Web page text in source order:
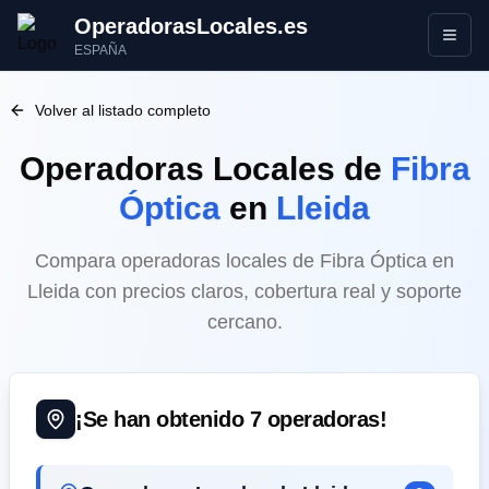
OperadorasLocales.es
ESPAÑA Abrir
Volver al listado completo
Operadoras Locales de Fibra
Óptica en Lleida
Compara operadoras locales de Fibra Óptica en
Lleida con precios claros, cobertura real y soporte
cercano.
¡Se han obtenido 7operadoras!